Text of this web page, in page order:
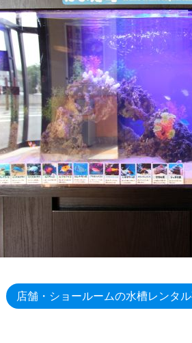
店舗・ショールームの水槽レンタル